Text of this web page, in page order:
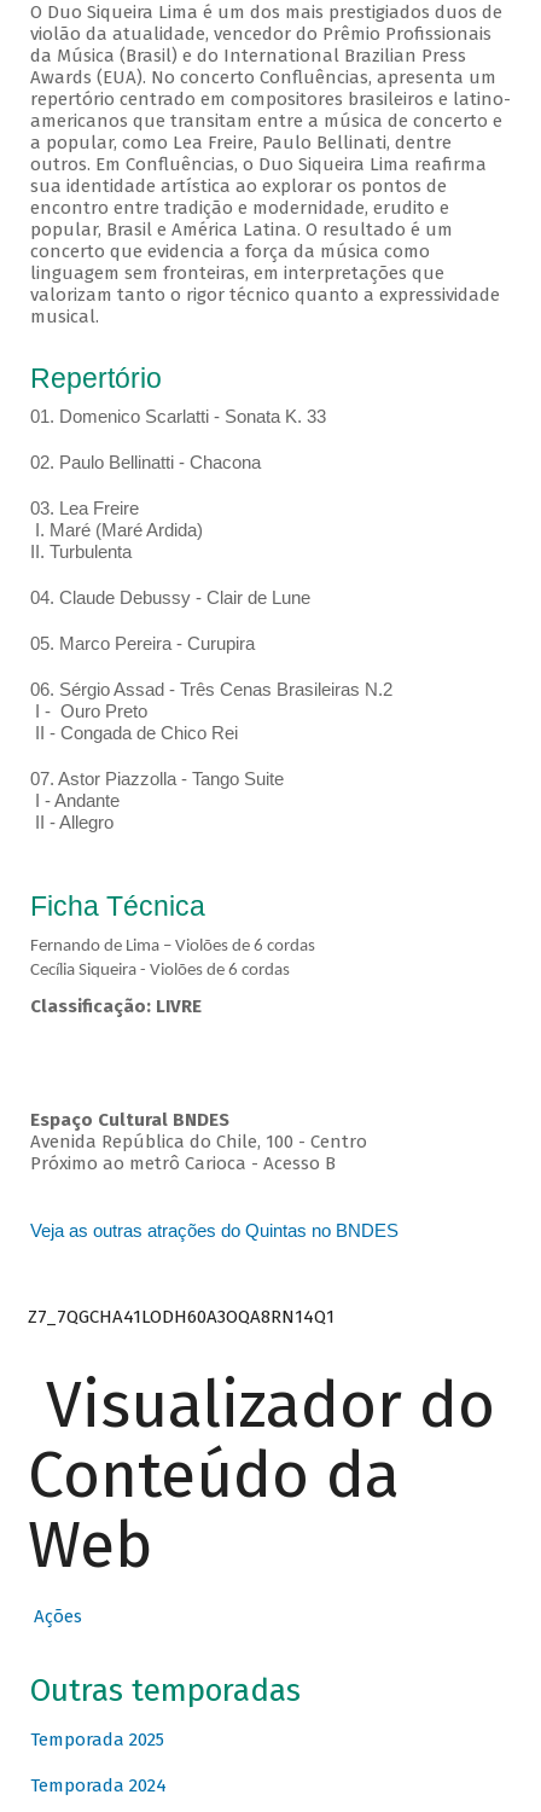
O Duo Siqueira Lima é um dos mais prestigiados duos de
violão da atualidade, vencedor do Prêmio Profissionais
da Música (Brasil) e do International Brazilian Press
Awards (EUA). No concerto Confluências, apresenta um
repertório centrado em compositores brasileiros e latino-
americanos que transitam entre a música de concerto e
a popular, como Lea Freire, Paulo Bellinati, dentre
outros. Em Confluências, o Duo Siqueira Lima reafirma
sua identidade artística ao explorar os pontos de
encontro entre tradição e modernidade, erudito e
popular, Brasil e América Latina. O resultado é um
concerto que evidencia a força da música como
linguagem sem fronteiras, em interpretações que
valorizam tanto o rigor técnico quanto a expressividade
musical.
Repertório
01. Domenico Scarlatti - Sonata K. 33
02. Paulo Bellinatti - Chacona
03. Lea Freire
I. Maré (Maré Ardida)
II. Turbulenta
04. Claude Debussy - Clair de Lune
05. Marco Pereira - Curupira
06. Sérgio Assad - Três Cenas Brasileiras N.2
I - Ouro Preto
II - Congada de Chico Rei
07. Astor Piazzolla - Tango Suite
I - Andante
II - Allegro
Ficha Técnica
Fernando de Lima – Violões de 6 cordas
Cecília Siqueira - Violões de 6 cordas
Classificação: LIVRE
Espaço Cultural BNDES
Avenida República do Chile, 100 - Centro
Próximo ao metrô Carioca - Acesso B
Veja as outras atrações do Quintas no BNDES
Z7_7QGCHA41LODH60A3OQA8RN14Q1
Visualizador do
Conteúdo da
Web
Ações
Outras temporadas
Temporada 2025
Temporada 2024